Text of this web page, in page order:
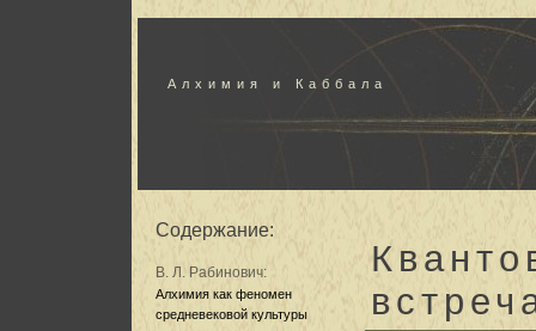
Алхимия и Каббала
Содержание:
В. Л. Рабинович:
Алхимия как феномен
средневековой культуры